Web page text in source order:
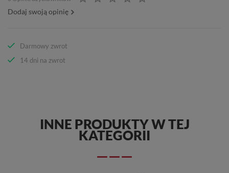
Dodaj swoją opinię
Darmowy zwrot
14 dni na zwrot
INNE PRODUKTY W TEJ
KATEGORII